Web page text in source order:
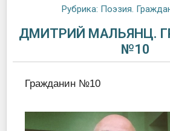
Рубрика: Поэзия.
ДМИТРИЙ МАЛЬЯНЦ.
№10
Гражданин №10